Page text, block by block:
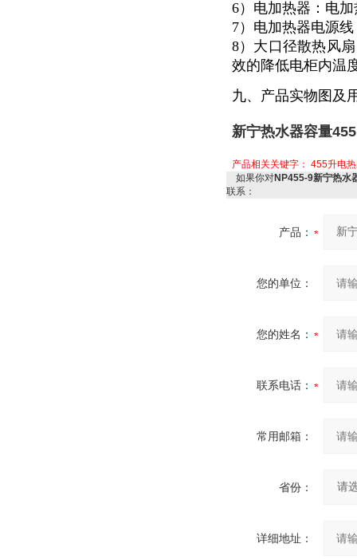
6）电加热器：电
7）电加热器电源
8）大口径散热风
效的降低电柜内温
九、产品实物图及
新宁热水器容量
产品相关关键字： 455升电
如果你对NP455-9新宁热水
联系：
产品：
您的单位：
您的姓名：
联系电话：
常用邮箱：
省份：
详细地址：